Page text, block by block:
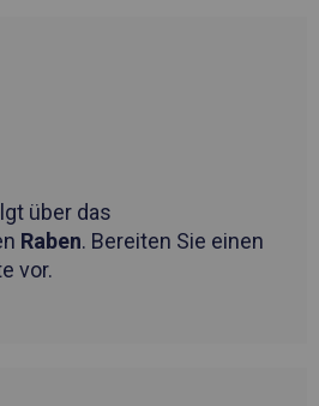
über das
Raben. Bereiten Sie einen
vor.